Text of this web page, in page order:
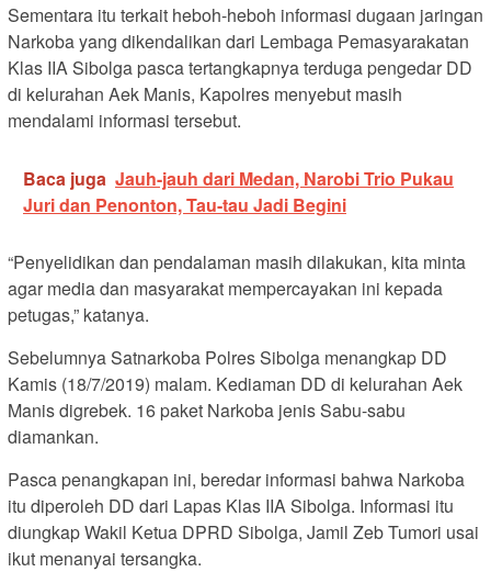
Sementara itu terkait heboh-heboh informasi dugaan jaringan
Narkoba yang dikendalikan dari Lembaga Pemasyarakatan
Klas IIA Sibolga pasca tertangkapnya terduga pengedar DD
di kelurahan Aek Manis, Kapolres menyebut masih
mendalami informasi tersebut.
Baca juga Jauh-jauh dari Medan, Narobi Trio Pukau
Juri dan Penonton, Tau-tau Jadi Begini
“Penyelidikan dan pendalaman masih dilakukan, kita minta
agar media dan masyarakat mempercayakan ini kepada
petugas,” katanya.
Sebelumnya Satnarkoba Polres Sibolga menangkap DD
Kamis (18/7/2019) malam. Kediaman DD di kelurahan Aek
Manis digrebek. 16 paket Narkoba jenis Sabu-sabu
diamankan.
Pasca penangkapan ini, beredar informasi bahwa Narkoba
itu diperoleh DD dari Lapas Klas IIA Sibolga. Informasi itu
diungkap Wakil Ketua DPRD Sibolga, Jamil Zeb Tumori usai
ikut menanyai tersangka.